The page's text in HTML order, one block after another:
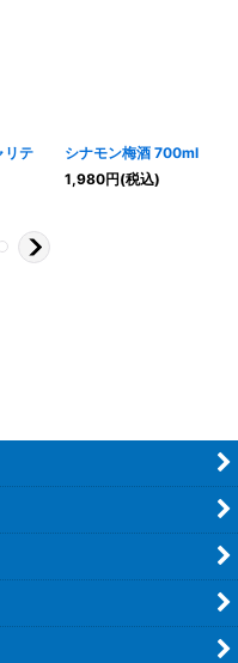
リテ
シナモン梅酒 700ml
1,980円(税込)